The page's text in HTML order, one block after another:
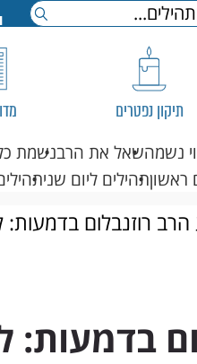
תיקון נפטרים
נשמהשאל את הרבנשמת
ראשוןתהילים ליום שני
הרב רוזנבלום
בדמעות: